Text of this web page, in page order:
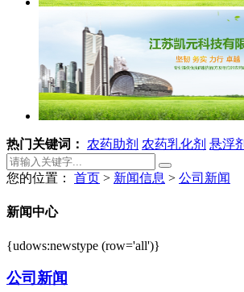
热门关键词： 农药助剂 农药乳化剂 悬浮
您的位置： 首页 > 新闻信息 > 公司新闻
新闻中心
{udows:newstype (row='all')}
公司新闻